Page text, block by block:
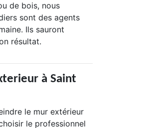
de bois, nous
sont des agents
Ils sauront
résultat.
à Saint
le mur extérieur
le professionnel